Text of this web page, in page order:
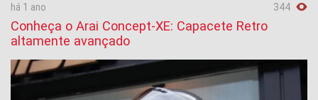
há 1 ano 344
Conheça o Arai Concept-XE: Capacete Retro
altamente avançado